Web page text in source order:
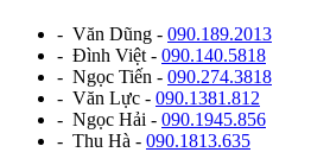
- Văn Dũng - 090.189.2013
- Đình Việt - 090.140.5818
- Ngọc Tiến - 090.274.3818
- Văn Lực - 090.1381.812
- Ngọc Hải - 090.1945.856
- Thu Hà - 090.1813.635